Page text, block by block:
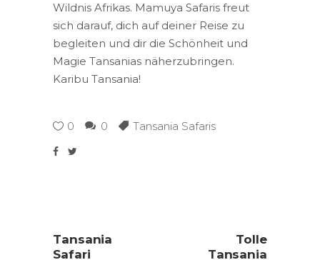
Wildnis Afrikas. Mamuya Safaris freut
sich darauf, dich auf deiner Reise zu
begleiten und dir die Schönheit und
Magie Tansanias näherzubringen.
Karibu Tansania!
0 0 Tansania Safaris
Tansania
Safari
Tolle
Tansania